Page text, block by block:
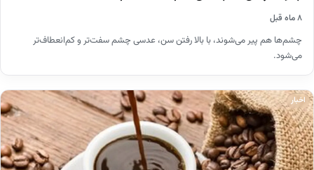
۸ ماه قبل
چشم‌ها هم پیر می‌شوند، با بالا رفتن سن، عدسی چشم سفت‌تر و کم‌انعطاف‌تر
می‌شود.
اخبار